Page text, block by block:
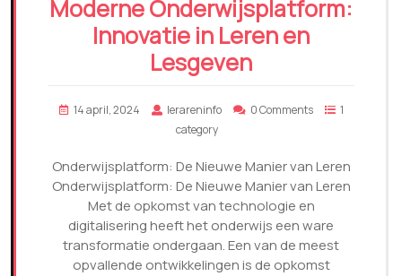
Moderne Onderwijsplatform:
Innovatie in Leren en
Lesgeven
14 april, 2024 lerareninfo 0 Comments
1
category
Onderwijsplatform: De Nieuwe Manier van Leren
Onderwijsplatform: De Nieuwe Manier van Leren
Met de opkomst van technologie en
digitalisering heeft het onderwijs een ware
transformatie ondergaan. Een van de meest
opvallende ontwikkelingen is de opkomst